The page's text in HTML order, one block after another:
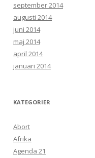
september 2014
augusti 2014
juni 2014
maj 2014
april 2014
januari 2014
KATEGORIER
Abort
Afrika
Agenda 21